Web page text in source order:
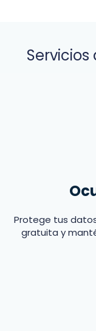
Protege tus
gratuita y